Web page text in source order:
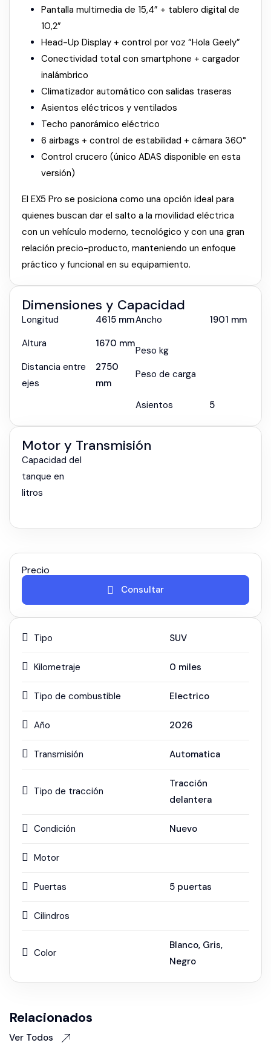
Pantalla multimedia de 15,4” + tablero digital de
10,2”
Head-Up Display + control por voz “Hola Geely”
Conectividad total con smartphone + cargador
inalámbrico
Climatizador automático con salidas traseras
Asientos eléctricos y ventilados
Techo panorámico eléctrico
6 airbags + control de estabilidad + cámara 360°
Control crucero (único ADAS disponible en esta
versión)
El EX5 Pro se posiciona como una opción ideal para
quienes buscan dar el salto a la movilidad eléctrica
con un vehículo moderno, tecnológico y con una gran
relación precio-producto, manteniendo un enfoque
práctico y funcional en su equipamiento.
Dimensiones y Capacidad
Longitud
4615 mm
Altura
1670 mm
Distancia entre
ejes
2750
mm
Ancho 1901 mm
Peso kg
Peso de carga
Asientos 5
Motor y Transmisión
Capacidad del
tanque en
litros
Precio
Consultar
Tipo SUV
Kilometraje 0 miles
Tipo de combustible Electrico
Año 2026
Transmisión Automatica
Tipo de tracción
Tracción
delantera
Condición Nuevo
Motor
Puertas 5 puertas
Cilindros
Color
Blanco, Gris,
Negro
Relacionados
Ver Todos